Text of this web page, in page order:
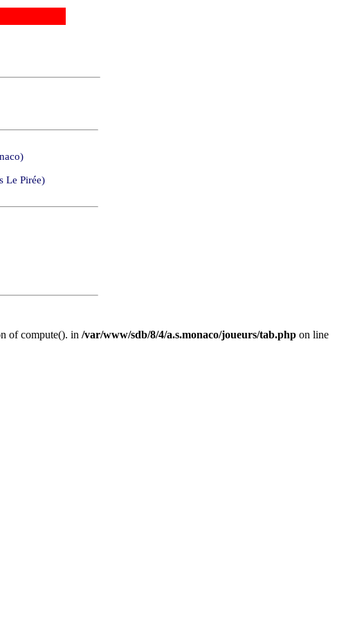
Le Pirée)
of compute(). in /var/www/sdb/8/4/a.s.monaco/joueurs/tab.php on line